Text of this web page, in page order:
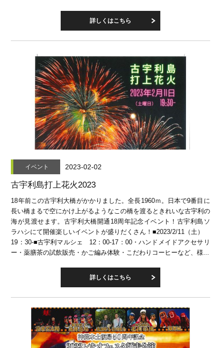
詳しくはこちら
イベント 2023-02-02
古宇利島打上花火2023
18年前この古宇利大橋がかかりました。全長1960ｍ。日本で9番目に
長い橋まるで空にかけ上がるようなこの橋を渡るときれいな古宇利の
海が見渡せます。古宇利大橋開通18周年記念イベント！古宇利島ソ
ラハシにて開催楽しいイベントが盛りだくさん！■2023/2/11（土）
19：30-■古宇利マルシェ 12：00-17：00・ハンドメイドアクセサリ
ー・薬膳茶の試飲販売・かご編み体験・こだわりコーヒーなど、様...
詳しくはこちら